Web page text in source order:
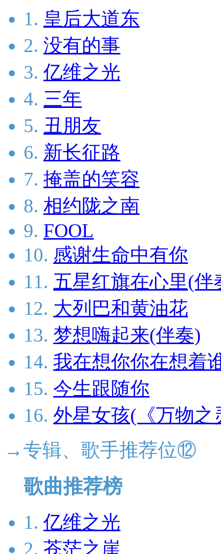
1. 皇后大道东
2. 没有的事
3. 亿维之光
4. 三年
5. 丑朋友
6. 新长征路
7. 掩盖的笑容
8. 相约陇之南
9. FOOL
10. 感谢生命中有你
11. 五星红旗在心里(伴
12. 大列巴和黄油花
13. 梦想嗨起来(伴奏)
14. 我在想你你在想着
15. 今生跟随你
16. 外星女孩(《万物之
→专辑、歌手推荐位⑫
歌曲推荐榜
1. 亿维之光
2. 苍茫之崖